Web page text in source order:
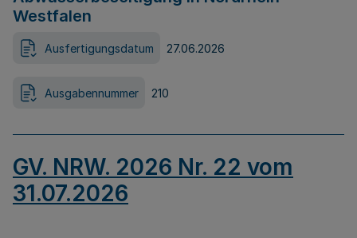
Westfalen
Ausfertigungsdatum 27.06.2026
Ausgabennummer 210
GV. NRW. 2026 Nr. 22 vom
31.07.2026